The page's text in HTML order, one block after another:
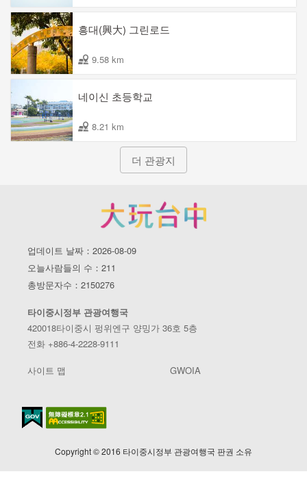
흥대(興大) 그린로드
9.58 km
네이신 초등학교
8.21 km
더 관광지
업데이트 날짜：2026-08-09
오늘사람들의 수：211
총방문자수：2150276
타이중시정부 관광여행국
420018타이중시 펑위엔구 양밍가 36호 5층
전화 +886-4-2228-9111
사이트 맵 GWOIA
Copyright © 2016 타이중시정부 관광여행국 판권 소유